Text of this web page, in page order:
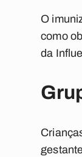
O
como
da